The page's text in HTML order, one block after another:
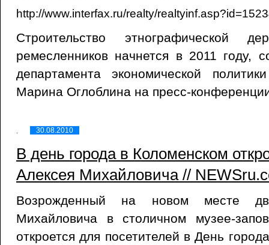
http://www.interfax.ru/realty/
Строительство этнографической
ремесленников начнется в 2011 году,
департамента экономической
Марина Оглоблина на пресс-
30.08.2010
В день города в Коломенском
Алексея Михайловича //
Возрожденный на новом месте
Михайловича в столичном музее-
откроется для посетителей в День